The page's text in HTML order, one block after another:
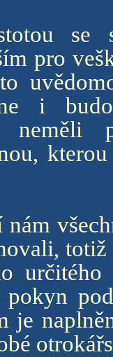
se
pro
i
neměli
pokyn
je